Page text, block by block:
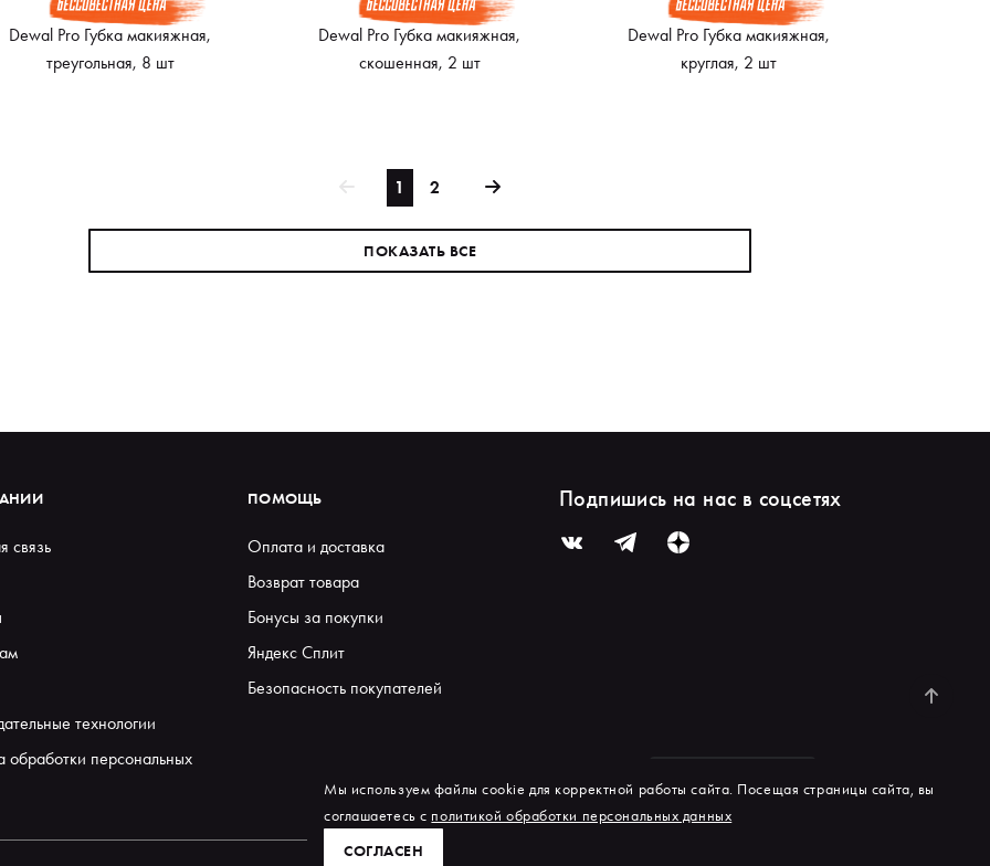
Dewal Pro Губка макияжная,
треугольная, 8 шт
Dewal Pro Губка макияжная,
скошенная, 2 шт
Dewal Pro Губка макияжная,
круглая, 2 шт
1 2
ПОКАЗАТЬ ВСЕ
связь
технологии
обработки персональных
ПОМОЩЬ
Оплата и доставка
Возврат товара
Бонусы за покупки
Яндекс Сплит
Безопасность покупателей
Подпишись на нас в соцсетях
Мы используем файлы cookie для корректной работы сайта. Посещая страницы сайта, вы
соглашаетесь с политикой обработки персональных данных
СОГЛАСЕН